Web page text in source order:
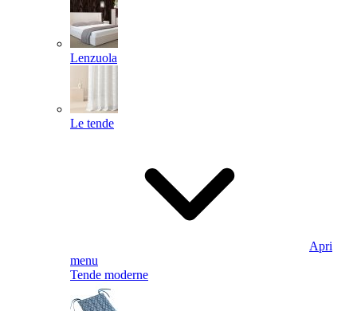
Lenzuola
Le tende
Apri
menu
Tende moderne